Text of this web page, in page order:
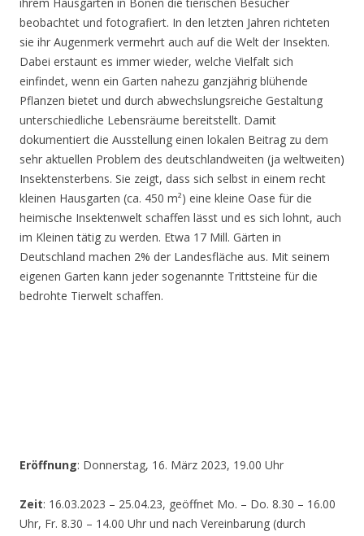
beobachtet und fotografiert. In den letzten Jahren richteten
sie ihr Augenmerk vermehrt auch auf die Welt der Insekten.
Dabei erstaunt es immer wieder, welche Vielfalt sich
einfindet, wenn ein Garten nahezu ganzjährig blühende
Pflanzen bietet und durch abwechslungsreiche Gestaltung
unterschiedliche Lebensräume bereitstellt. Damit
dokumentiert die Ausstellung einen lokalen Beitrag zu dem
sehr aktuellen Problem des deutschlandweiten (ja weltweiten)
Insektensterbens. Sie zeigt, dass sich selbst in einem recht
kleinen Hausgarten (ca. 450 m²) eine kleine Oase für die
heimische Insektenwelt schaffen lässt und es sich lohnt, auch
im Kleinen tätig zu werden. Etwa 17 Mill. Gärten in
Deutschland machen 2% der Landesfläche aus. Mit seinem
eigenen Garten kann jeder sogenannte Trittsteine für die
bedrohte Tierwelt schaffen.
Eröffnung: Donnerstag, 16. März 2023, 19.00 Uhr
Zeit: 16.03.2023 – 25.04.23, geöffnet Mo. – Do. 8.30 – 16.00
Uhr, Fr. 8.30 – 14.00 Uhr und nach Vereinbarung (durch